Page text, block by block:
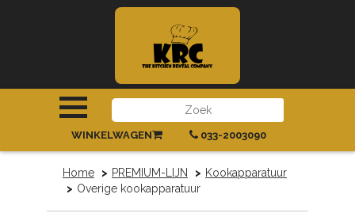
INLOGGEN|REGISTREREN
033-2003090
WINKELWAGEN
Home PREMIUM-LIJN
Kookapparatuur
Overige kookapparatuur